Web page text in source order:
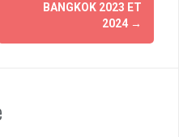
BANGKOK 2023 ET
2024 →